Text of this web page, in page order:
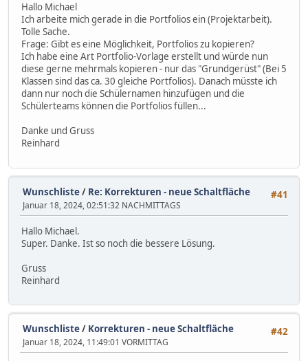
Hallo Michael
Ich arbeite mich gerade in die Portfolios ein (Projektarbeit).
Tolle Sache.
Frage: Gibt es eine Möglichkeit, Portfolios zu kopieren?
Ich habe eine Art Portfolio-Vorlage erstellt und würde nun
diese gerne mehrmals kopieren - nur das "Grundgerüst" (Bei 5
Klassen sind das ca. 30 gleiche Portfolios). Danach müsste ich
dann nur noch die Schülernamen hinzufügen und die
Schülerteams können die Portfolios füllen...
Danke und Gruss
Reinhard
#41
Wunschliste/ Re: Korrekturen - neue Schaltfläche
Januar 18, 2024, 02:51:32 NACHMITTAGS
Hallo Michael.
Super. Danke. Ist so noch die bessere Lösung.
Gruss
Reinhard
#42
Wunschliste/ Korrekturen - neue Schaltfläche
Januar 18, 2024, 11:49:01 VORMITTAG